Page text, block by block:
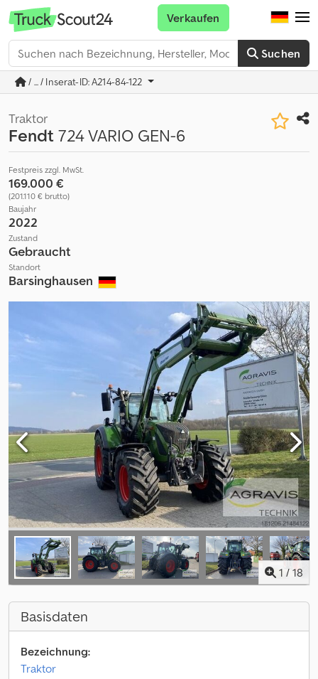
Suchen
Verkaufen
/ ... / Inserat-ID: A214-84-122
Traktor
Fendt724 VARIO GEN-6
Festpreis zzgl. MwSt.
169.000 €
(201.110 € brutto)
Baujahr
2022
Zustand
Gebraucht
Standort
Barsinghausen
1 / 18
Basisdaten
Bezeichnung:
Traktor